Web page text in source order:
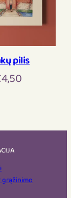
pilis
4,50
grąžinimo